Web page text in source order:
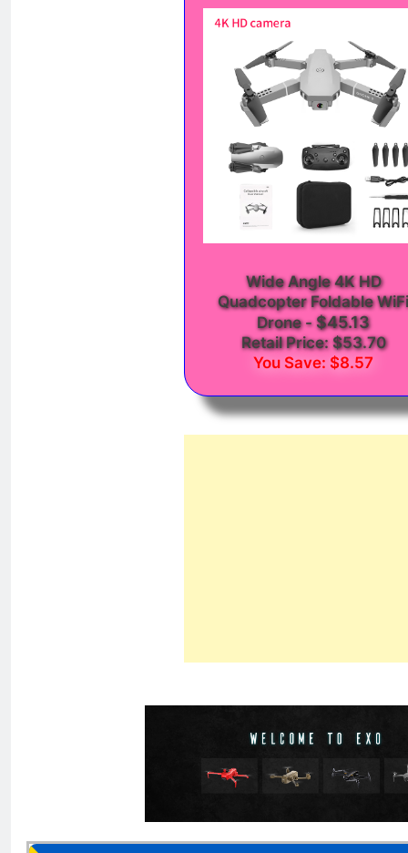
Wide Angle 4K HD
Quadcopter Foldable WiFi
Drone-$45.13
Retail Price: $53.70
You Save: $8.57